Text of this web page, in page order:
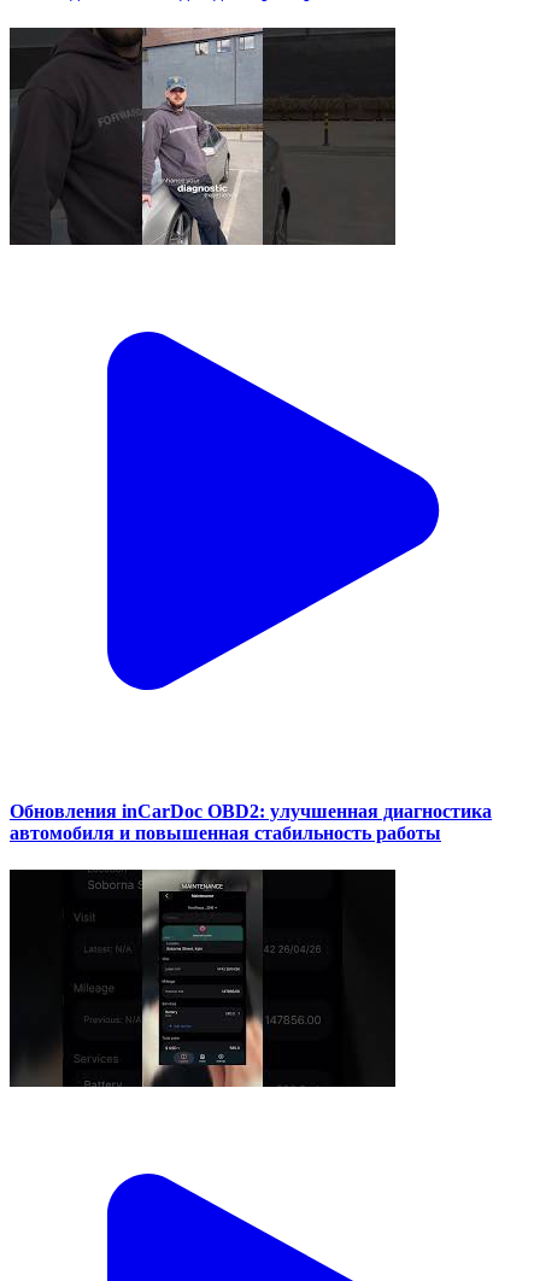
Обновления inCarDoc OBD2: улучшенная диагностика
автомобиля и повышенная стабильность работы